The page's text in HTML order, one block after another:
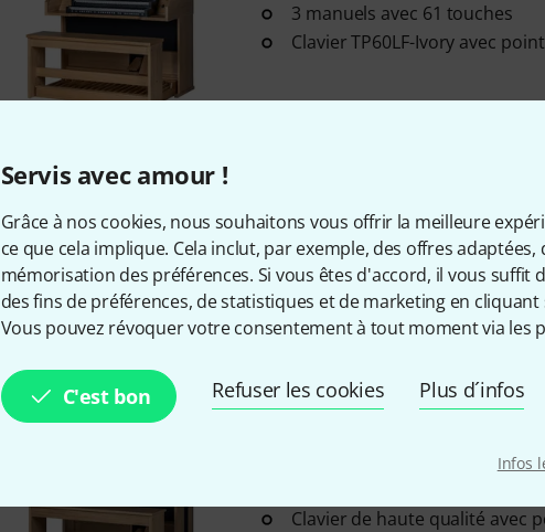
Servis avec amour !
Grâce à nos cookies, nous souhaitons vous offrir la meilleure
ce que cela implique. Cela inclut, par exemple, des offres
mémorisation des préférences. Si vous êtes d'accord, il vous suffit
des fins de préférences, de statistiques et de marketing en
Vous pouvez révoquer votre consentement à tout moment via les
C'est bon Refuser les cookies Plus d´infos
Infos
3 manuels avec 61 touches
Clavier TP60LF-Ivory avec
41 registres
2 manuels avec 61 touches
Clavier de haute qualité avec
Clavier de haute qualité avec